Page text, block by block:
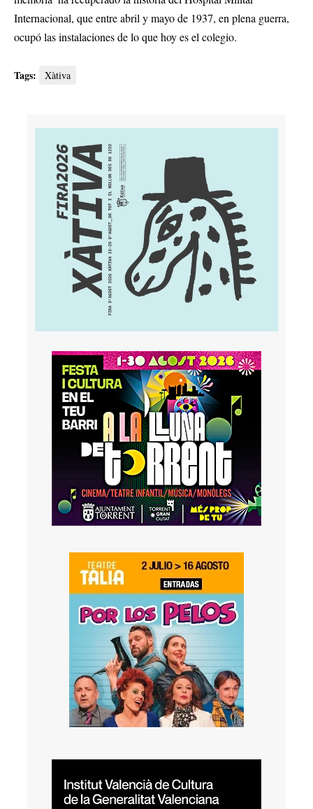
Internacional, que entre abril y mayo de 1937, en plena guerra,
ocupó las instalaciones de lo que hoy es el colegio.
Tags: Xàtiva